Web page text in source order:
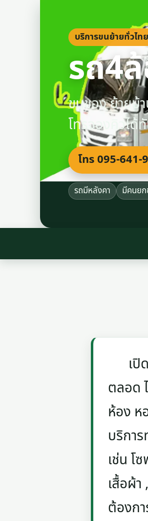
บริการขนย้ายทั่วไท
รถ4
ขนของ ย้ายบ้
โทรจองคิวได้
โทร 095-641-
รถมีหลังคา มีคนย
เปิด
ตลอด
ห้อง ห
บริกา
เช่น โ
เสื้อผ้
ต้องก